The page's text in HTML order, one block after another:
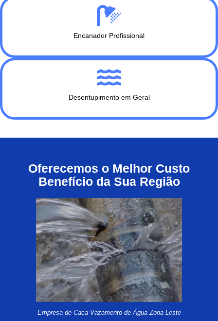
Encanador Profissional
Desentupimento em Geral
Oferecemos o Melhor Custo
Benefício da Sua Região
Empresa de Caça Vazamento de Água Zona Leste